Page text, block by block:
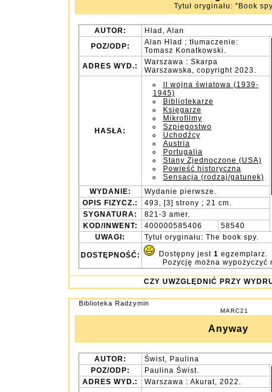
Tytuł oryginału: "Book
AUTOR:
Hlad, Alan
POZ/ODP:
Alan Hlad ; tłumaczenie:
Tomasz Konatkowski.
ADRES WYD.:
Warszawa : Skarpa
Warszawska, copyright 2023.
HASŁA:
II wojna światowa (1939-
1945)
Bibliotekarze
Księgarze
Mikrofilmy
Szpiegostwo
Uchodźcy
Austria
Portugalia
Stany Zjednoczone (USA)
Powieść historyczna
Sensacja (rodzaj/gatunek)
WYDANIE:
Wydanie pierwsze.
OPIS FIZYCZ.:
493, [3] strony ; 21 cm.
SYGNATURA:
821-3 amer.
KOD/INWENT:
400000585406
58540
UWAGI:
Tytuł oryginału: The book spy.
DOSTĘPNOŚĆ: Dostępny jest 1 egzemplarz.
Pozycję można wypożyczyć
CZY UWZGLĘDNIĆ PRZY
Biblioteka Radzymin
MARC21
Anyway
AUTOR:
Świst, Paulina
POZ/ODP:
Paulina Świst.
ADRES WYD.:
Warszawa : Akurat, 2022.